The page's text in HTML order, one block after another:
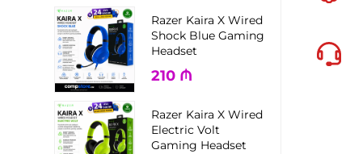
Razer Kaira X Wired
Shock Blue Gaming
Headset
210 ₼
Razer Kaira X Wired
Electric Volt
Gaming Headset